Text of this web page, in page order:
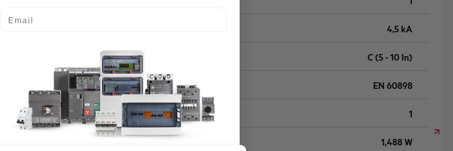
4,5 kA
C (5 - 10 In)
EN 60898
Numero moduli 1
1,488 W